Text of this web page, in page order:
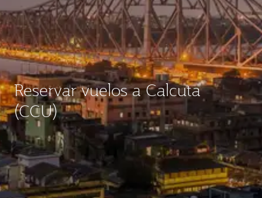
Reservar vuelos a Calcuta
(CCU)